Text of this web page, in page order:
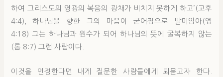
하여 그리스도의 영광의 복음의 광채가 비치지 못하게 하고’(고후
4:4), 하나님을 향한 그의 마음이 굳어짐으로 말미암아(엡
4:18) 그는 하나님과 원수가 되어 하나님의 뜻에 굴복하지 않는
(롬 8:7) 그런 사람이다.
이것을 인정한다면 내게 질문한 사람들에게 되묻고자 한다.